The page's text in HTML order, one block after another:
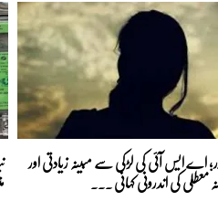
اے ایس آئی کی لڑکی سے مبینہ زیادتی اور
معطلی کی اندرونی کہانی ...